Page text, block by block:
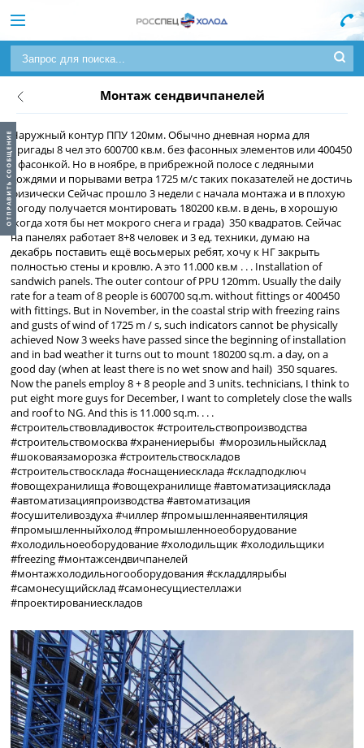
Монтаж сендвичпанелей
Наружный контур ППУ 120мм. Обычно дневная норма для
бригады 8 чел это 600700 кв.м. без фасонных элементов или 400450
с фасонкой. Но в ноябре, в прибрежной полосе с ледяными
дождями и порывами ветра 1725 м/с таких показателей не достичь
физическиСейчас прошло 3 недели с начала монтажа и в плохую
погоду получается монтировать 180200 кв.м. в день, в хорошую
(когда хотя бы нет мокрого снега и града) 350 квадратов. Сейчас
на панелях работает 8+8 человек и 3 ед. техники, думаю на
декабрь поставить ещё восьмерых ребят, хочу к НГ закрыть
полностью стены и кровлю. А это 11.000 кв.м . . . Installation of
sandwich panels. The outer contour of PPU 120mm. Usually the daily
rate for a team of 8 people is 600700 sq.m. without fittings or 400450
with fittings. But in November, in the coastal strip with freezing rains
and gusts of wind of 1725 m / s, such indicators cannot be physically
achieved Now 3 weeks have passed since the beginning of installation
and in bad weather it turns out to mount 180200 sq.m. a day, on a
good day (when at least there is no wet snow and hail) 350 squares.
Now the panels employ 8 + 8 people and 3 units. technicians, I think to
put eight more guys for December, I want to completely close the walls
and roof to NG. And this is 11.000 sq.m. . . .
#строительствовладивосток #строительствопроизводства
#строительствомосква #хранениерыбы #морозильныйсклад
#шоковаязаморозка #строительствоскладов
#строительствосклада #оснащениесклада #складподключ
#овощехранилища #овощехранилище #автоматизациясклада
#автоматизацияпроизводства #автоматизация
#осушителивоздуха #чиллер #промышленнаявентиляция
#промышленныйхолод #промышленноеоборудование
#холодильноеоборудование #холодильщик #холодильщики
#freezing #монтажсендвичпанелей
#монтажхолодильногооборудования #складдлярыбы
#самонесущийсклад #самонесущиестеллажи
#проектированиескладов